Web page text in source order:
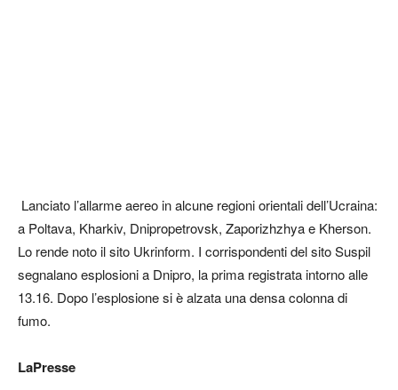
Lanciato l’allarme aereo in alcune regioni orientali dell’Ucraina:
a Poltava, Kharkiv, Dnipropetrovsk, Zaporizhzhya e Kherson.
Lo rende noto il sito Ukrinform. I corrispondenti del sito Suspil
segnalano esplosioni a Dnipro, la prima registrata intorno alle
13.16. Dopo l’esplosione si è alzata una densa colonna di
fumo.
LaPresse